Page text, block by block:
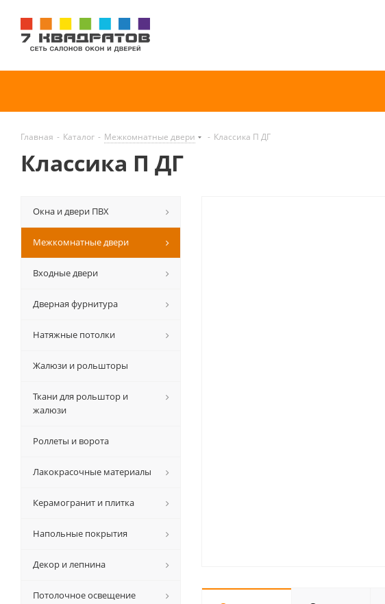
Главная - Каталог - Межкомнатные двери - Классика П ДГ
Классика П ДГ
Окна и двери ПВХ
Межкомнатные двери
Входные двери
Дверная фурнитура
Натяжные потолки
Жалюзи и рольшторы
Ткани для рольштор и
жалюзи
Роллеты и ворота
Лакокрасочные материалы
Керамогранит и плитка
Напольные покрытия
Декор и лепнина
Потолочное освещение